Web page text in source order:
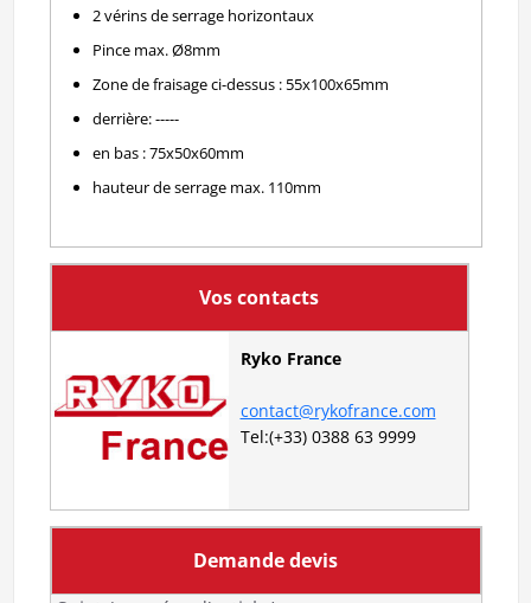
2 vérins de serrage horizontaux
Pince max. Ø8mm
Zone de fraisage ci-dessus : 55x100x65mm
derrière: -----
en bas : 75x50x60mm
hauteur de serrage max. 110mm
Vos contacts
Ryko France
contact@rykofrance.com
Tel:(+33) 0388 63 9999
Demande devis